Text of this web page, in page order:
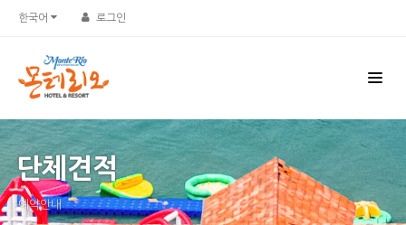
한국어 로그인
단체견적
예약안내
Sketchbook5, 스케치북5